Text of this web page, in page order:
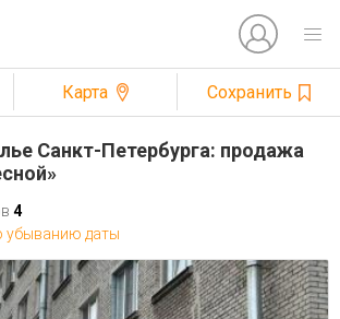
Карта Сохранить
Санкт-Петербурга: продажа
4
убыванию даты